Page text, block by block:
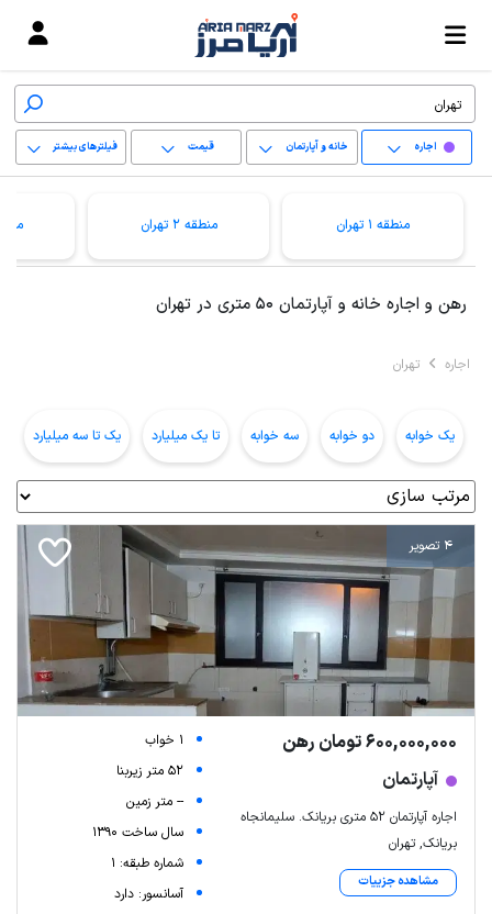
اجاره خانه و آپارتمان قیمت فیلترهای بیشتر
منطقه 1 تهران منطقه 2 تهران منطقه
رهن و اجاره خانه و آپارتمان 50 متری در تهران
اجاره تهران
یک خوابه دو خوابه سه خوابه تا یک میلیارد یک تا سه میلیارد
4 تصویر
600,000,000 تومان رهن
آپارتمان
اجاره آپارتمان ۵۲ متری بریانک. سلیمانجاه
بریانک, تهران
مشاهده جزییات
1 خواب
52 متر زیربنا
-- متر زمین
سال ساخت 1390
شماره طبقه: 1
آسانسور: دارد